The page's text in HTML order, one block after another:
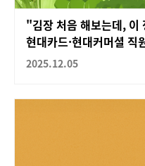
"김장 처음 해보는데,
현대카드·현대커머셜 직
2025.12.05